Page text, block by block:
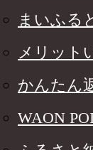
まいふる
メリット
かんたん
WAON